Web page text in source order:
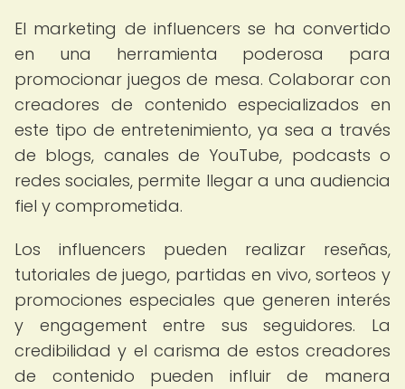
El marketing de influencers se ha convertido
en una herramienta poderosa para
promocionar juegos de mesa. Colaborar con
creadores de contenido especializados en
este tipo de entretenimiento, ya sea a través
de blogs, canales de YouTube, podcasts o
redes sociales, permite llegar a una audiencia
fiel y comprometida.
Los influencers pueden realizar reseñas,
tutoriales de juego, partidas en vivo, sorteos y
promociones especiales que generen interés
y engagement entre sus seguidores. La
credibilidad y el carisma de estos creadores
de contenido pueden influir de manera